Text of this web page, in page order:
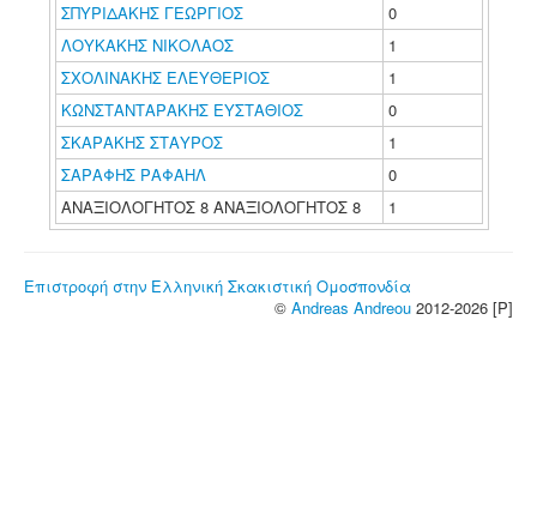
ΣΠΥΡΙΔΑΚΗΣ ΓΕΩΡΓΙΟΣ
0
ΛΟΥΚΑΚΗΣ ΝΙΚΟΛΑΟΣ
1
ΣΧΟΛΙΝΑΚΗΣ ΕΛΕΥΘΕΡΙΟΣ
1
ΚΩΝΣΤΑΝΤΑΡΑΚΗΣ ΕΥΣΤΑΘΙΟΣ
0
ΣΚΑΡΑΚΗΣ ΣΤΑΥΡΟΣ
1
ΣΑΡΑΦΗΣ ΡΑΦΑΗΛ
0
ΑΝΑΞΙΟΛΟΓΗΤΟΣ 8 ΑΝΑΞΙΟΛΟΓΗΤΟΣ 8
1
Επιστροφή στην Ελληνική Σκακιστική Ομοσπονδία
© Andreas Andreou 2012-2026 [P]